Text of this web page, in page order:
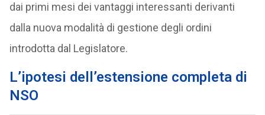
dai primi mesi dei vantaggi interessanti derivanti
dalla nuova modalità di gestione degli ordini
introdotta dal Legislatore.
L’ipotesi dell’estensione completa di
NSO